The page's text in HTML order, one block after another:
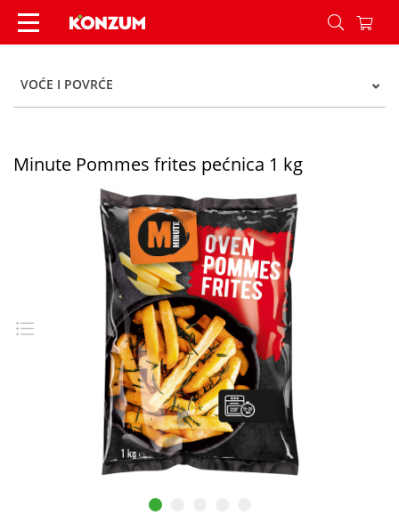
Minute Pommes frites pećnica 1 kg - Konzum
VOĆE I POVRĆE
Minute Pommes frites pećnica 1 kg